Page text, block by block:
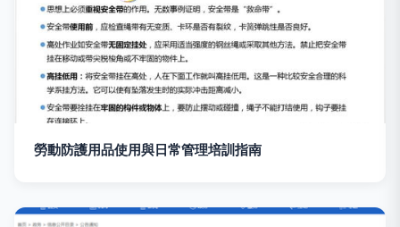
勞動防護用品使用與日常管理培訓指南